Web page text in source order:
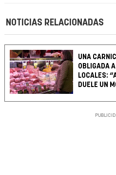
NOTICIAS RELACIONADAS
UNA
OBLIGADA
LOCALES:
DUELE UN